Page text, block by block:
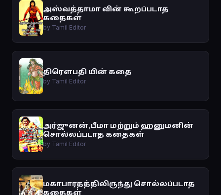
அஸ்வத்தாமா வின் கூறப்படாத
கதைகள்
by Tamil Editor
திரௌபதி யின் கதை
by Tamil Editor
அர்ஜுனன்,பீமா மற்றும் ஹனுமனின்
சொல்லப்படாத கதைகள்
by Tamil Editor
மகாபாரதத்திலிருந்து சொல்லப்படாத
கதைகள்